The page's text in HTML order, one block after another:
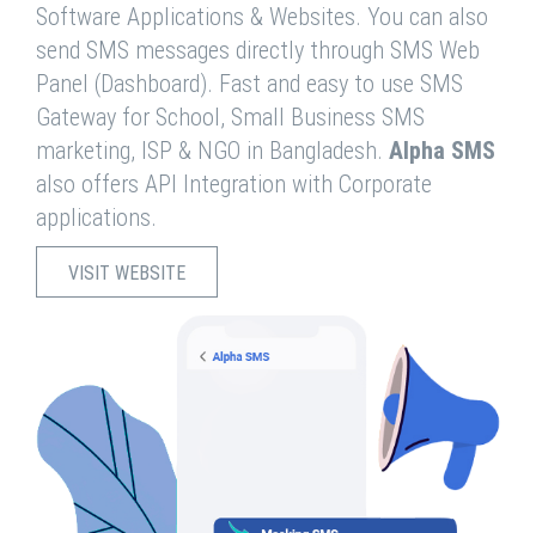
Software Applications & Websites. You can also
send SMS messages directly through SMS Web
Panel (Dashboard). Fast and easy to use SMS
Gateway for School, Small Business SMS
marketing, ISP & NGO in Bangladesh. Alpha SMS
also offers API Integration with Corporate
applications.
VISIT WEBSITE